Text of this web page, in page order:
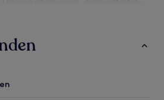
entgehen lassen: Marina von
und Aktivitäten nahe
Sualzo Beach